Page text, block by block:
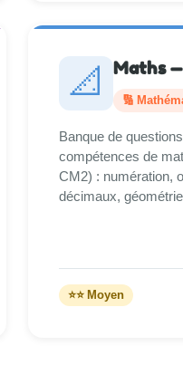
📐 Maths
🔢
Banque de
compétences de
CM2) : numération,
décimaux,
⭐⭐ Moyen